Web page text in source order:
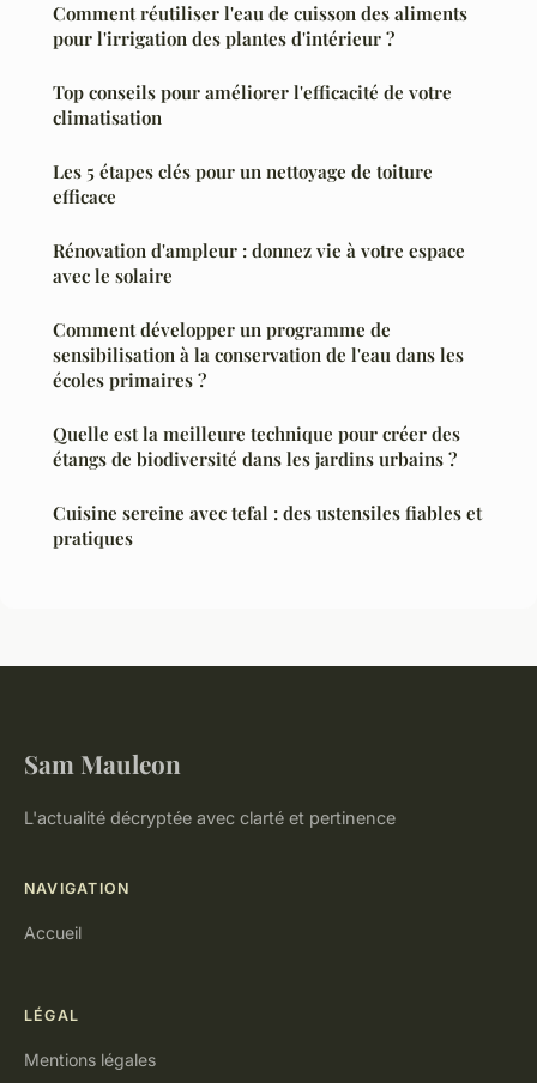
Comment réutiliser l'eau de cuisson des aliments
pour l'irrigation des plantes d'intérieur ?
Top conseils pour améliorer l'efficacité de votre
climatisation
Les 5 étapes clés pour un nettoyage de toiture
efficace
Rénovation d'ampleur : donnez vie à votre espace
avec le solaire
Comment développer un programme de
sensibilisation à la conservation de l'eau dans les
écoles primaires ?
Quelle est la meilleure technique pour créer des
étangs de biodiversité dans les jardins urbains ?
Cuisine sereine avec tefal : des ustensiles fiables et
pratiques
Sam Mauleon
L'actualité décryptée avec clarté et pertinence
NAVIGATION
Accueil
LÉGAL
Mentions légales